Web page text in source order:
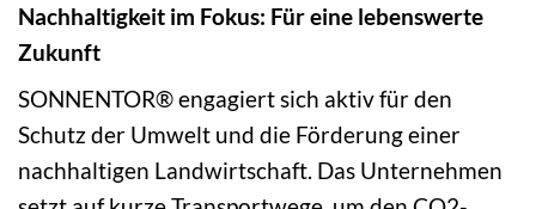
Nachhaltigkeit im Fokus: Für eine lebenswerte
Zukunft
SONNENTOR® engagiert sich aktiv für den
Schutz der Umwelt und die Förderung einer
nachhaltigen Landwirtschaft. Das Unternehmen